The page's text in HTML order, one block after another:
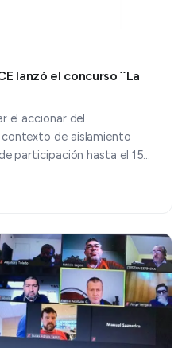
lanzó el concurso ´´La
el accionar del
de aislamiento
participación hasta el 15